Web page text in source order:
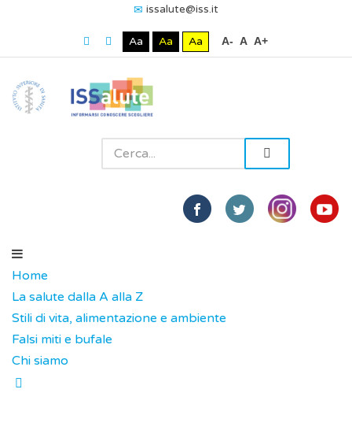
issalute@iss.it
Aa Aa Aa A- A A+
Home
La salute dalla A alla Z
Stili di vita, alimentazione e ambiente
Falsi miti e bufale
Chi siamo